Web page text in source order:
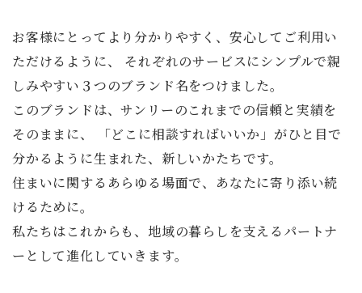
お客様にとってより分かりやすく、安心してご利用い
ただけるように、
それぞれのサービスにシンプルで親
しみやすい３つのブランド名をつけました。
このブランドは、サンリーのこれまでの信頼と実績を
そのままに、
「どこに相談すればいいか」がひと目で
分かるように生まれた、新しいかたちです。
住まいに関するあらゆる場面で、あなたに寄り添い続
けるために。
私たちはこれからも、地域の暮らしを支えるパートナ
ーとして進化していきます。